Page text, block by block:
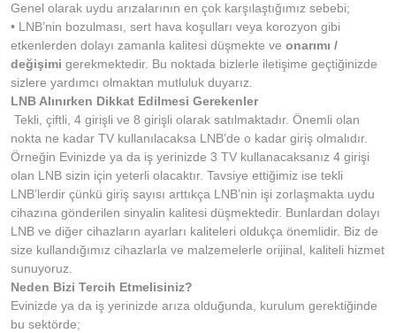
Genel olarak uydu arızalarının en çok karşılaştığımız sebebi;
• LNB’nin bozulması, sert hava koşulları veya korozyon gibi
etkenlerden dolayı zamanla kalitesi düşmekte ve onarımı /
değişimi gerekmektedir. Bu noktada bizlerle iletişime geçtiğinizde
sizlere yardımcı olmaktan mutluluk duyarız.
LNB Alınırken Dikkat Edilmesi Gerekenler
Tekli, çiftli, 4 girişli ve 8 girişli olarak satılmaktadır. Önemli olan
nokta ne kadar TV kullanılacaksa LNB’de o kadar giriş olmalıdır.
Örneğin Evinizde ya da iş yerinizde 3 TV kullanacaksanız 4 girişi
olan LNB sizin için yeterli olacaktır. Tavsiye ettiğimiz ise tekli
LNB’lerdir çünkü giriş sayısı arttıkça LNB’nin işi zorlaşmakta uydu
cihazına gönderilen sinyalin kalitesi düşmektedir. Bunlardan dolayı
LNB ve diğer cihazların ayarları kaliteleri oldukça önemlidir. Biz de
size kullandığımız cihazlarla ve malzemelerle orijinal, kaliteli hizmet
sunuyoruz.
Neden Bizi Tercih Etmelisiniz?
Evinizde ya da iş yerinizde arıza olduğunda, kurulum gerektiğinde
bu sektörde;